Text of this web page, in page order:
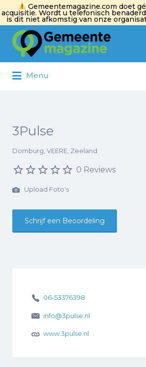
Gemeentemagazine.com doet
acquisitie. Wordt u telefonisch
is dit niet afkomstig van onze
Zoek
naar:
Menu
naar:
3Pulse
Domburg, VEERE, Zeeland
0 Reviews
Upload Foto's
Schrijf een Beoordeling
06-53376398
info@3pulse.nl
www.3pulse.nl